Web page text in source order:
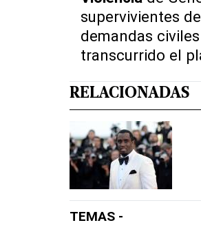
supervivientes
demandas
transcurrido el
RELACIONADAS
TEMAS -